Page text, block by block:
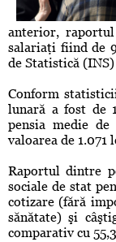
anterior,
salariaţi fiind de
de Statistică (INS)
Conform
lunară a fost de
pensia medie
valoarea de 1.071
Raportul dintre
sociale de stat
cotizare (fără
sănătate) şi
comparativ cu